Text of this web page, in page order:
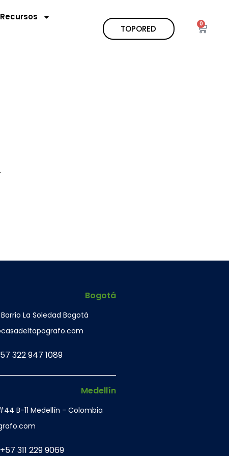
Recursos
TOPORED 0
Bogotá
La Soledad Bogotá
322 947 1089
Medellín
B-11 Medellín - Colombia
+57 311 229 9069